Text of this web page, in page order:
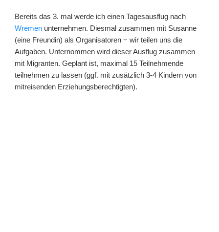
Bereits das 3. mal werde ich einen Tagesausflug nach
Wremen unternehmen. Diesmal zusammen mit Susanne
(eine Freundin) als Organisatoren − wir teilen uns die
Aufgaben. Unternommen wird dieser Ausflug zusammen
mit Migranten. Geplant ist, maximal 15 Teilnehmende
teilnehmen zu lassen (ggf. mit zusätzlich 3-4 Kindern von
mitreisenden Erziehungsberechtigten).